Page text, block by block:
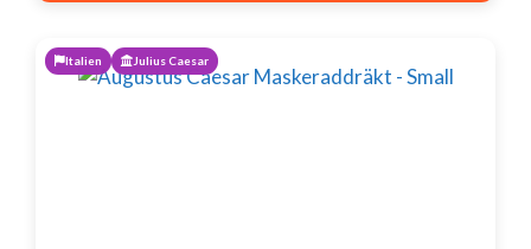
Italien Julius Caesar